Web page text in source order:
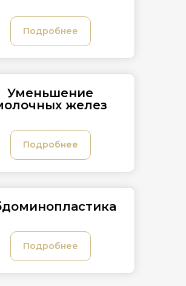
Подробнее
Уменьшение
желез
Подробнее
Подробнее